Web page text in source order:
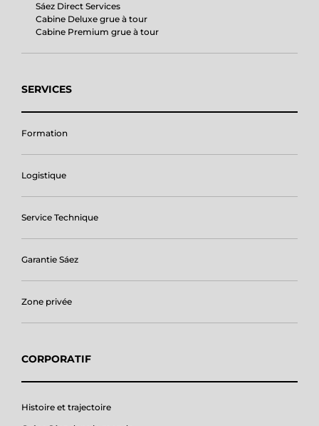
Sáez Direct Services
Cabine Deluxe grue à tour
Cabine Premium grue à tour
SERVICES
Formation
Logistique
Service Technique
Garantie Sáez
Zone privée
CORPORATIF
Histoire et trajectoire